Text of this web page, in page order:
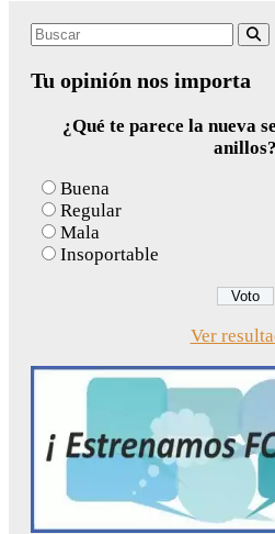
Search
Tu opinión nos importa
¿Qué te parece la nueva
anillos?
Buena
Regular
Mala
Insoportable
Ver